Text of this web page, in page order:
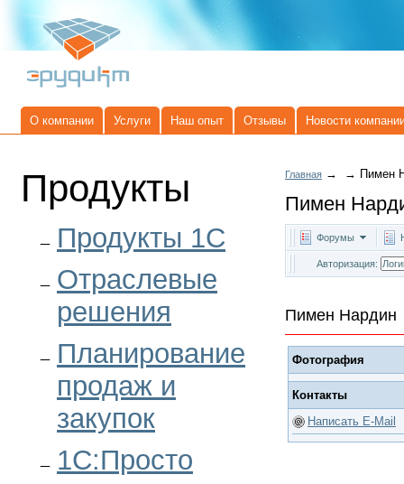
О компании Услуги Наш опыт Отзывы Новости
Продукты
Продукты 1C
Отраслевые
решения
Планирование
продаж и
закупок
1С:Просто
Главная → → Пимен
Пимен
Форумы
Авторизация:
Пимен Нардин
Фотография
Контакты
Написать E-Mail